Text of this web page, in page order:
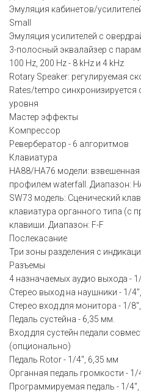
Эмуляция кабинетов/
Small
Эмуляция усилителей с
3-полосный эквалайзер с
100 Hz, 200 Hz - 8 kHz и 4 kHz
Rotary Speaker: регулируемая
Rates/tempo синхронизируется
уровня
Мастер эффекты
Компрессор
Ревербератор - 6 алгоритмов
Клавиатура
HA88/HA76 модели:
профилем waterfall. Диапазон:
SW73 модель: Сценический
клавиатура органного типа (с
клавиши. Диапазон: F-F
Послекасание
Три зоны разделения с
Разъемы
4 назначаемых аудио выхода -
Стерео выход на наушники - 1/
Стерео вход для монитора - 1/
Педаль сустейна - 6,35 мм.
Вход для сустейн педали
(опционально)
Педаль Rotor - 1/4", 6,35 мм
Органная педаль громкости - 1/
Программируемая педаль - 1/4",